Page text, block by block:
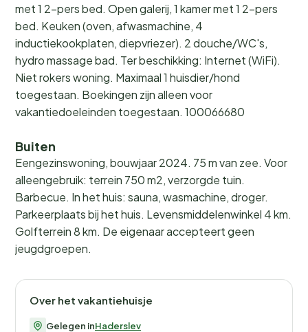
met 1 2-pers bed. Open galerij, 1 kamer met 1 2-pers
bed. Keuken (oven, afwasmachine, 4
inductiekookplaten, diepvriezer). 2 douche/WC's,
hydro massage bad. Ter beschikking: Internet (WiFi).
Niet rokers woning. Maximaal 1 huisdier/hond
toegestaan. Boekingen zijn alleen voor
vakantiedoeleinden toegestaan. 100066680
Buiten
Eengezinswoning, bouwjaar 2024. 75 m van zee. Voor
alleengebruik: terrein 750 m2, verzorgde tuin.
Barbecue. In het huis: sauna, wasmachine, droger.
Parkeerplaats bij het huis. Levensmiddelenwinkel 4 km.
Golfterrein 8 km. De eigenaar accepteert geen
jeugdgroepen.
Over het vakantiehuisje
Gelegen inHaderslev